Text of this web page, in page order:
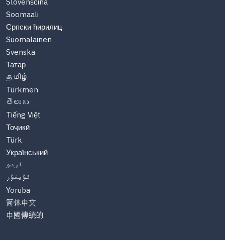
Soomaali
Српски ћирилиц
Suomalainen
Svenska
Татар
தமிழ்
Türkmen
తెలుగు
Tiếng Việt
Тоҷикӣ
Türk
Український
اردو
ئۇيغۇر
Yoruba
简体中文
中國傳統的